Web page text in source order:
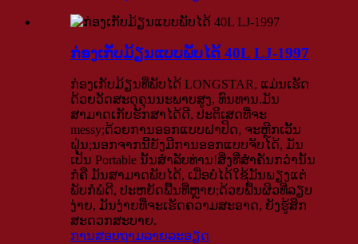
ກ່ອງເກັບມ້ຽນແບບພັບໄດ້ 40L LJ-1997
ກ່ອງ​ເກັບ​ມ້ຽນ​ທີ່​ພັບ​ໄດ້ LONGSTAR, ແມ່ນ​ເຮັດ​
ດ້ວຍ​ວັດສະດຸ​ຄຸນ​ນະພາ​ບສູງ, ທົນທານ.ມັນ
ສາມາດເກັບຮັກສາໄດ້ດີ, ປະຕິເສດທີ່ຈະ
messy;ດ້ວຍການອອກແບບຝາປິດ, ຈະຫຼີກເວັ້ນ
ຝຸ່ນ;ນອກ​ຈາກ​ນີ້​ຍັງ​ມີ​ການ​ອອກ​ແບບ​ຈັບ​ໄດ້​, ມັນ​
ເປັນ Portable ນັ້ນ​ສໍາ​ລັບ​ທ່ານ​!ສິ່ງທີ່ສຳຄັນກວ່ານັ້ນ
ກໍຄື ມັນສາມາດພັບໄດ້, ເມື່ອບໍ່ໄດ້ໃຊ້ມັນພຽງແຕ່
ພັບກໍພໍດີ, ປະຫຍັດພື້ນທີ່ຫຼາຍ;ດ້ວຍພື້ນຜິວທີ່ລຽບ
ງ່າຍ, ມັນງ່າຍທີ່ຈະເຮັດຄວາມສະອາດ, ຍັງຮູ້ສຶກ
ສະດວກສະບາຍ.
ການສອບຖາມລາຍລະອຽດ